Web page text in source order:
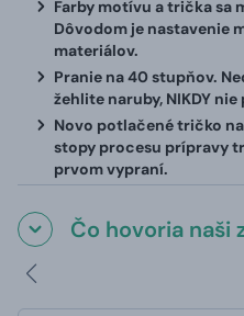
Farby motívu a trička sa
Dôvodom je nastavenie
materiálov.
Pranie na 40 stupňov.
žehlite naruby, NIKDY
Novo potlačené tričko
stopy procesu prípravy
prvom vypraní.
Čo hovoria naši